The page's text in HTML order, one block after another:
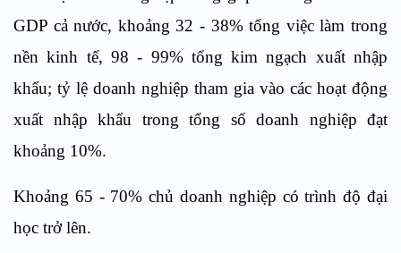
GDP cả nước, khoảng 32 - 38% tổng việc làm trong
nền kinh tế, 98 - 99% tổng kim ngạch xuất nhập
khẩu; tỷ lệ doanh nghiệp tham gia vào các hoạt động
xuất nhập khẩu trong tổng số doanh nghiệp đạt
khoảng 10%.
Khoảng 65 - 70% chủ doanh nghiệp có trình độ đại
học trở lên.